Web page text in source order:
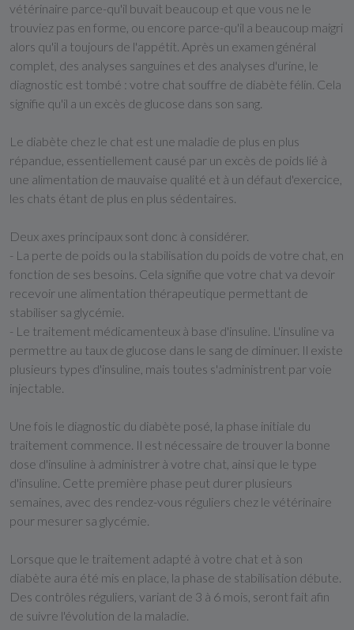
vétérinaire parce-qu'il buvait beaucoup et que vous ne le
trouviez pas en forme, ou encore parce-qu'il a beaucoup maigri
alors qu'il a toujours de l'appétit. Après un examen général
complet, des analyses sanguines et des analyses d'urine, le
diagnostic est tombé : votre chat souffre de diabète félin. Cela
signifie qu'il a un excès de glucose dans son sang.
Le diabète chez le chat est une maladie de plus en plus
répandue, essentiellement causé par un excès de poids lié à
une alimentation de mauvaise qualité et à un défaut d'exercice,
les chats étant de plus en plus sédentaires.
Deux axes principaux sont donc à considérer.
- La perte de poids ou la stabilisation du poids de votre chat, en
fonction de ses besoins. Cela signifie que votre chat va devoir
recevoir une alimentation thérapeutique permettant de
stabiliser sa glycémie.
- Le traitement médicamenteux à base d'insuline. L'insuline va
permettre au taux de glucose dans le sang de diminuer. Il existe
plusieurs types d'insuline, mais toutes s'administrent par voie
injectable.
Une fois le diagnostic du diabète posé, la phase initiale du
traitement commence. Il est nécessaire de trouver la bonne
dose d'insuline à administrer à votre chat, ainsi que le type
d'insuline. Cette première phase peut durer plusieurs
semaines, avec des rendez-vous réguliers chez le vétérinaire
pour mesurer sa glycémie.
Lorsque que le traitement adapté à votre chat et à son
diabète aura été mis en place, la phase de stabilisation débute.
Des contrôles réguliers, variant de 3 à 6 mois, seront fait afin
de suivre l'évolution de la maladie.